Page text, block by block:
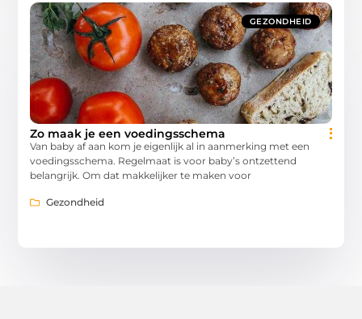
GEZONDHEID
Zo maak je een voedingsschema
Van baby af aan kom je eigenlijk al in aanmerking met een
voedingsschema. Regelmaat is voor baby’s ontzettend
belangrijk. Om dat makkelijker te maken voor
Gezondheid